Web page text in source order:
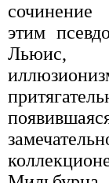
этим
Льюис,